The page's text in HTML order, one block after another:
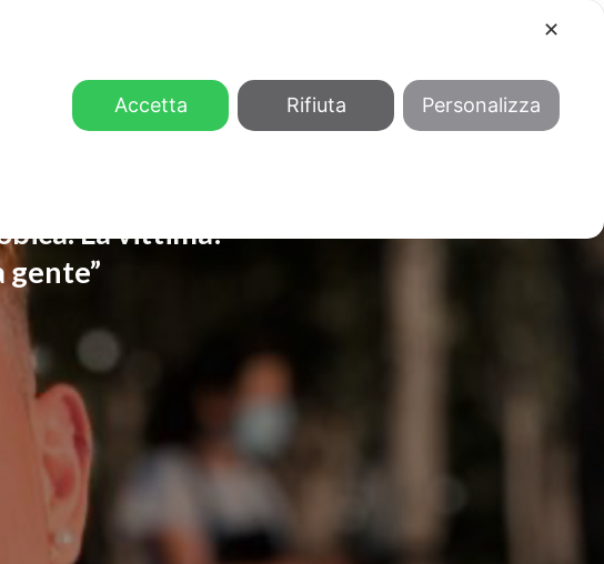
La vittima:
gente”
✕
Accetta Rifiuta Personalizza